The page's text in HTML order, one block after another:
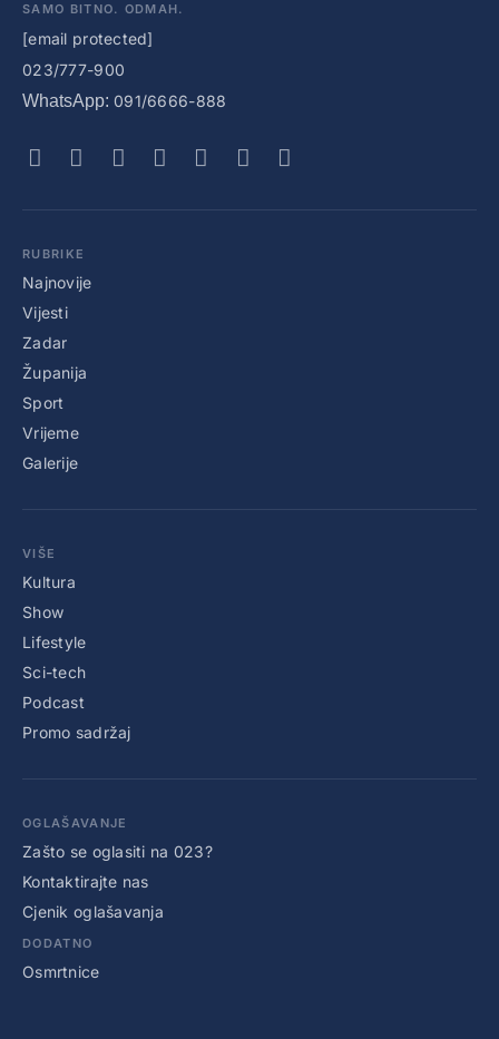
SAMO BITNO. ODMAH.
[email protected]
023/777-900
WhatsApp: 091/6666-888
RUBRIKE
Najnovije
Vijesti
Zadar
Županija
Sport
Vrijeme
Galerije
VIŠE
Kultura
Show
Lifestyle
Sci-tech
Podcast
Promo sadržaj
OGLAŠAVANJE
Zašto se oglasiti na 023?
Kontaktirajte nas
Cjenik oglašavanja
DODATNO
Osmrtnice